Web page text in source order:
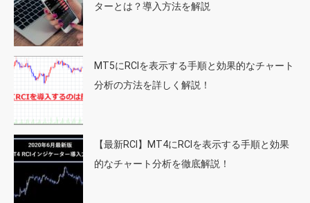
ターとは？導入方法を解説
MT5にRCIを表示する手順と効果的なチャート
分析の方法を詳しく解説！
【最新RCI】MT4にRCIを表示する手順と効果
的なチャート分析を徹底解説！